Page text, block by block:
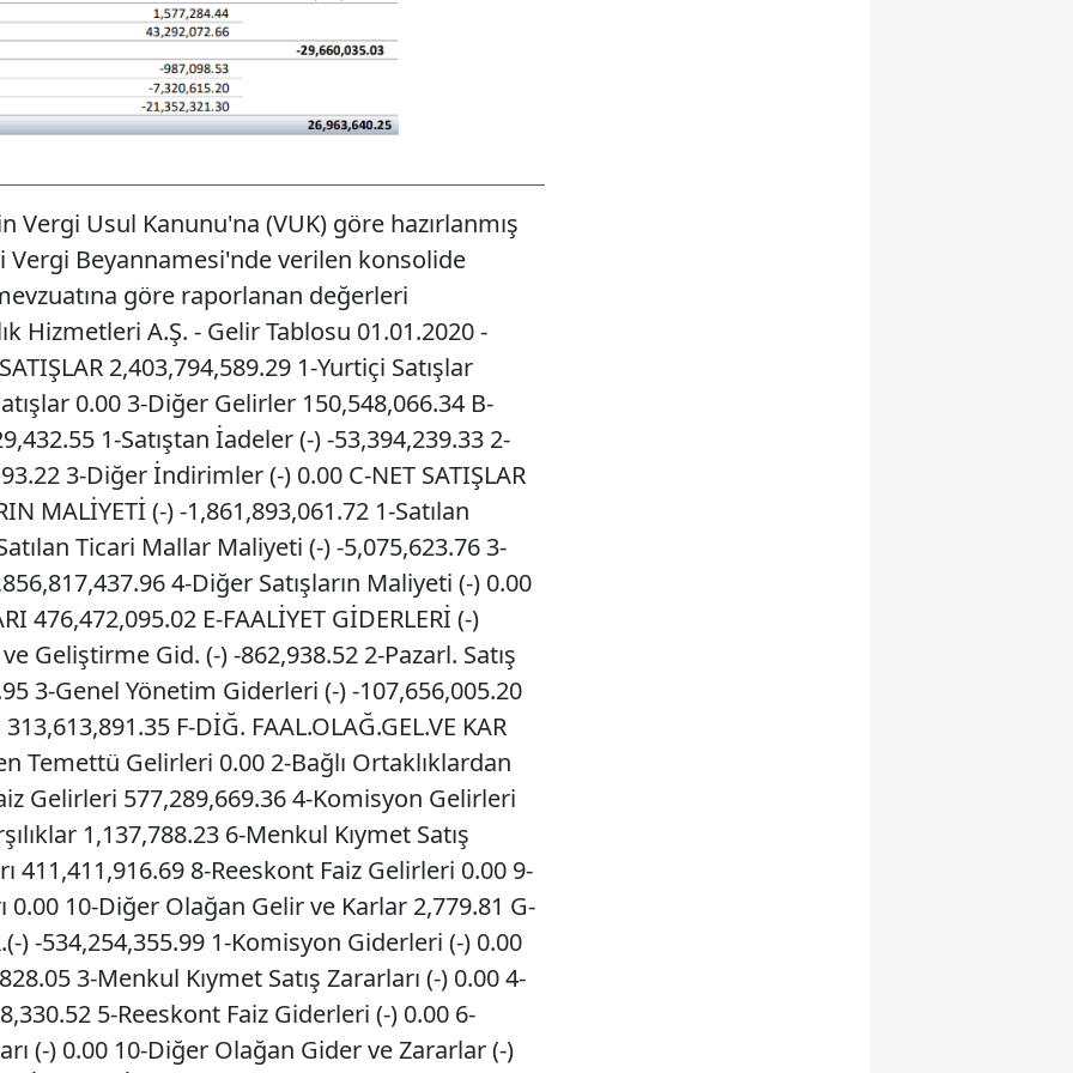
Vergi Usul Kanunu'na (VUK) göre hazırlanmış
Vergi Beyannamesi'nde verilen konsolide
göre raporlanan değerleri
Hizmetleri A.Ş. - Gelir Tablosu 01.01.2020 -
2,403,794,589.29 1-Yurtiçi Satışlar
0.00 3-Diğer Gelirler 150,548,066.34 B-
1-Satıştan İadeler (-) -53,394,239.33 2-
3-Diğer İndirimler (-) 0.00 C-NET SATIŞLAR
MALİYETİ (-) -1,861,893,061.72 1-Satılan
Ticari Mallar Maliyeti (-) -5,075,623.76 3-
4-Diğer Satışların Maliyeti (-) 0.00
476,472,095.02 E-FAALİYET GİDERLERİ (-)
Geliştirme Gid. (-) -862,938.52 2-Pazarl. Satış
3-Genel Yönetim Giderleri (-) -107,656,005.20
F-DİĞ. FAAL.OLAĞ.GEL.VE KAR
Temettü Gelirleri 0.00 2-Bağlı Ortaklıklardan
Gelirleri 577,289,669.36 4-Komisyon Gelirleri
1,137,788.23 6-Menkul Kıymet Satış
411,411,916.69 8-Reeskont Faiz Gelirleri 0.00 9-
10-Diğer Olağan Gelir ve Karlar 2,779.81 G-
) -534,254,355.99 1-Komisyon Giderleri (-) 0.00
3-Menkul Kıymet Satış Zararları (-) 0.00 4-
5-Reeskont Faiz Giderleri (-) 0.00 6-
(-) 0.00 10-Diğer Olağan Gider ve Zararlar (-)